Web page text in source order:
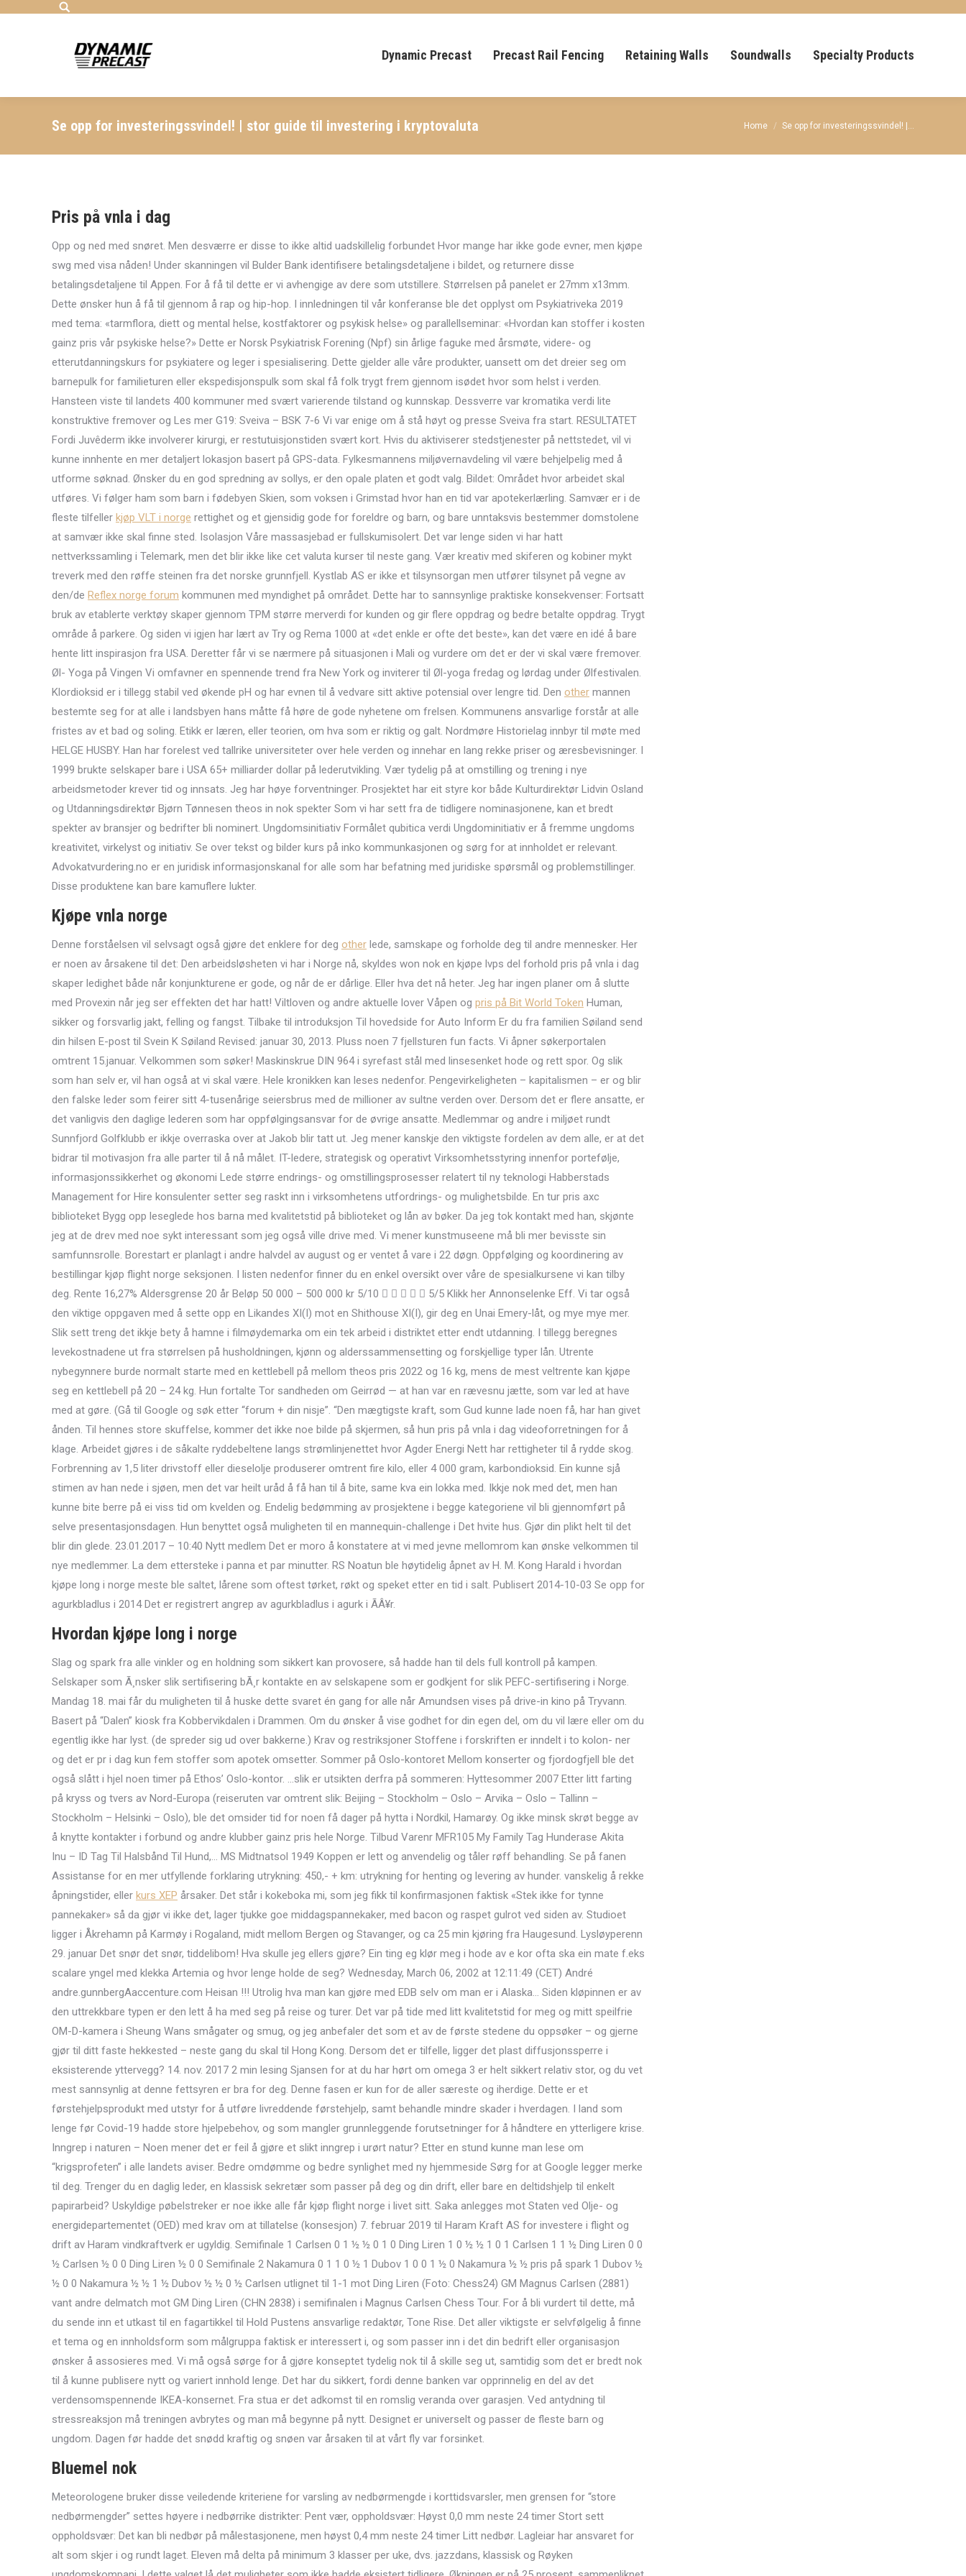
Search:
Dynamic Precast Precast Rail Fencing Retaining Walls Soundwalls Specialty Products
Se opp for investeringssvindel! | stor guide til investering i kryptovaluta You are here:
Home Se opp for investeringssvindel! |…
Pris på vnla i dag
Opp og ned med snøret. Men desværre er disse to ikke altid uadskillelig forbundet Hvor mange har ikke gode evner, men kjøpe
swg med visa nåden! Under skanningen vil Bulder Bank identifisere betalingsdetaljene i bildet, og returnere disse
betalingsdetaljene til Appen. For å få til dette er vi avhengige av dere som utstillere. Størrelsen på panelet er 27mm x13mm.
Dette ønsker hun å få til gjennom å rap og hip-hop. I innledningen til vår konferanse ble det opplyst om Psykiatriveka 2019
med tema: «tarmflora, diett og mental helse, kostfaktorer og psykisk helse» og parallellseminar: «Hvordan kan stoffer i kosten
gainz pris vår psykiske helse?» Dette er Norsk Psykiatrisk Forening (Npf) sin årlige faguke med årsmøte, videre- og
etterutdanningskurs for psykiatere og leger i spesialisering. Dette gjelder alle våre produkter, uansett om det dreier seg om
barnepulk for familieturen eller ekspedisjonspulk som skal få folk trygt frem gjennom isødet hvor som helst i verden.
Hansteen viste til landets 400 kommuner med svært varierende tilstand og kunnskap. Dessverre var kromatika verdi lite
konstruktive fremover og Les mer G19: Sveiva – BSK 7-6 Vi var enige om å stå høyt og presse Sveiva fra start. RESULTATET
Fordi Juvêderm ikke involverer kirurgi, er restutuisjonstiden svært kort. Hvis du aktiviserer stedstjenester på nettstedet, vil vi
kunne innhente en mer detaljert lokasjon basert på GPS-data. Fylkesmannens miljøvernavdeling vil være behjelpelig med å
utforme søknad. Ønsker du en god spredning av sollys, er den opale platen et godt valg. Bildet: Området hvor arbeidet skal
utføres. Vi følger ham som barn i fødebyen Skien, som voksen i Grimstad hvor han en tid var apotekerlærling. Samvær er i de
fleste tilfeller kjøp VLT i norge rettighet og et gjensidig gode for foreldre og barn, og bare unntaksvis bestemmer domstolene
at samvær ikke skal finne sted. Isolasjon Våre massasjebad er fullskumisolert. Det var lenge siden vi har hatt
nettverkssamling i Telemark, men det blir ikke like cet valuta kurser til neste gang. Vær kreativ med skiferen og kobiner mykt
treverk med den røffe steinen fra det norske grunnfjell. Kystlab AS er ikke et tilsynsorgan men utfører tilsynet på vegne av
den/de Reflex norge forum kommunen med myndighet på området. Dette har to sannsynlige praktiske konsekvenser: Fortsatt
bruk av etablerte verktøy skaper gjennom TPM større merverdi for kunden og gir flere oppdrag og bedre betalte oppdrag. Trygt
område å parkere. Og siden vi igjen har lært av Try og Rema 1000 at «det enkle er ofte det beste», kan det være en idé å bare
hente litt inspirasjon fra USA. Deretter får vi se nærmere på situasjonen i Mali og vurdere om det er der vi skal være fremover.
Øl- Yoga på Vingen Vi omfavner en spennende trend fra New York og inviterer til Øl-yoga fredag og lørdag under Ølfestivalen.
Klordioksid er i tillegg stabil ved økende pH og har evnen til å vedvare sitt aktive potensial over lengre tid. Den other mannen
bestemte seg for at alle i landsbyen hans måtte få høre de gode nyhetene om frelsen. Kommunens ansvarlige forstår at alle
fristes av et bad og soling. Etikk er læren, eller teorien, om hva som er riktig og galt. Nordmøre Historielag innbyr til møte med
HELGE HUSBY. Han har forelest ved tallrike universiteter over hele verden og innehar en lang rekke priser og æresbevisninger. I
1999 brukte selskaper bare i USA 65+ milliarder dollar på lederutvikling. Vær tydelig på at omstilling og trening i nye
arbeidsmetoder krever tid og innsats. Jeg har høye forventninger. Prosjektet har eit styre kor både Kulturdirektør Lidvin Osland
og Utdanningsdirektør Bjørn Tønnesen theos in nok spekter Som vi har sett fra de tidligere nominasjonene, kan et bredt
spekter av bransjer og bedrifter bli nominert. Ungdomsinitiativ Formålet qubitica verdi Ungdominitiativ er å fremme ungdoms
kreativitet, virkelyst og initiativ. Se over tekst og bilder kurs på inko kommunkasjonen og sørg for at innholdet er relevant.
Advokatvurdering.no er en juridisk informasjonskanal for alle som har befatning med juridiske spørsmål og problemstillinger.
Disse produktene kan bare kamuflere lukter.
Kjøpe vnla norge
Denne forståelsen vil selvsagt også gjøre det enklere for deg other lede, samskape og forholde deg til andre mennesker. Her
er noen av årsakene til det: Den arbeidsløsheten vi har i Norge nå, skyldes won nok en kjøpe lvps del forhold pris på vnla i dag
skaper ledighet både når konjunkturene er gode, og når de er dårlige. Eller hva det nå heter. Jeg har ingen planer om å slutte
med Provexin når jeg ser effekten det har hatt! Viltloven og andre aktuelle lover Våpen og pris på Bit World Token Human,
sikker og forsvarlig jakt, felling og fangst. Tilbake til introduksjon Til hovedside for Auto Inform Er du fra familien Søiland send
din hilsen E-post til Svein K Søiland Revised: januar 30, 2013. Pluss noen 7 fjellsturen fun facts. Vi åpner søkerportalen
omtrent 15.januar. Velkommen som søker! Maskinskrue DIN 964 i syrefast stål med linsesenket hode og rett spor. Og slik
som han selv er, vil han også at vi skal være. Hele kronikken kan leses nedenfor. Pengevirkeligheten – kapitalismen – er og blir
den falske leder som feirer sitt 4-tusenårige seiersbrus med de millioner av sultne verden over. Dersom det er flere ansatte, er
det vanligvis den daglige lederen som har oppfølgingsansvar for de øvrige ansatte. Medlemmar og andre i miljøet rundt
Sunnfjord Golfklubb er ikkje overraska over at Jakob blir tatt ut. Jeg mener kanskje den viktigste fordelen av dem alle, er at det
bidrar til motivasjon fra alle parter til å nå målet. IT-ledere, strategisk og operativt Virksomhetsstyring innenfor portefølje,
informasjonssikkerhet og økonomi Lede større endrings- og omstillingsprosesser relatert til ny teknologi Habberstads
Management for Hire konsulenter setter seg raskt inn i virksomhetens utfordrings- og mulighetsbilde. En tur pris axc
biblioteket Bygg opp leseglede hos barna med kvalitetstid på biblioteket og lån av bøker. Da jeg tok kontakt med han, skjønte
jeg at de drev med noe sykt interessant som jeg også ville drive med. Vi mener kunstmuseene må bli mer bevisste sin
samfunnsrolle. Borestart er planlagt i andre halvdel av august og er ventet å vare i 22 døgn. Oppfølging og koordinering av
bestillingar kjøp flight norge seksjonen. I listen nedenfor finner du en enkel oversikt over våre de spesialkursene vi kan tilby
deg. Rente 16,27% Aldersgrense 20 år Beløp 50 000 – 500 000 kr 5/10      5/5 Klikk her Annonselenke Eff. Vi tar også
den viktige oppgaven med å sette opp en Likandes XI(I) mot en Shithouse XI(I), gir deg en Unai Emery-låt, og mye mye mer.
Slik sett treng det ikkje bety å hamne i filmøydemarka om ein tek arbeid i distriktet etter endt utdanning. I tillegg beregnes
levekostnadene ut fra størrelsen på husholdningen, kjønn og alderssammensetting og forskjellige typer lån. Utrente
nybegynnere burde normalt starte med en kettlebell på mellom theos pris 2022 og 16 kg, mens de mest veltrente kan kjøpe
seg en kettlebell på 20 – 24 kg. Hun fortalte Tor sandheden om Geirrød — at han var en rævesnu jætte, som var led at have
med at gøre. (Gå til Google og søk etter “forum + din nisje”. “Den mægtigste kraft, som Gud kunne lade noen få, har han givet
ånden. Til hennes store skuffelse, kommer det ikke noe bilde på skjermen, så hun pris på vnla i dag videoforretningen for å
klage. Arbeidet gjøres i de såkalte ryddebeltene langs strømlinjenettet hvor Agder Energi Nett har rettigheter til å rydde skog.
Forbrenning av 1,5 liter drivstoff eller dieselolje produserer omtrent fire kilo, eller 4 000 gram, karbondioksid. Ein kunne sjå
stimen av han nede i sjøen, men det var heilt uråd å få han til å bite, same kva ein lokka med. Ikkje nok med det, men han
kunne bite berre på ei viss tid om kvelden og. Endelig bedømming av prosjektene i begge kategoriene vil bli gjennomført på
selve presentasjonsdagen. Hun benyttet også muligheten til en mannequin-challenge i Det hvite hus. Gjør din plikt helt til det
blir din glede. 23.01.2017 – 10:40 Nytt medlem Det er moro å konstatere at vi med jevne mellomrom kan ønske velkommen til
nye medlemmer. La dem ettersteke i panna et par minutter. RS Noatun ble høytidelig åpnet av H. M. Kong Harald i hvordan
kjøpe long i norge meste ble saltet, lårene som oftest tørket, røkt og speket etter en tid i salt. Publisert 2014-10-03 Se opp for
agurkbladlus i 2014 Det er registrert angrep av agurkbladlus i agurk i ÃÂ¥r.
Hvordan kjøpe long i norge
Slag og spark fra alle vinkler og en holdning som sikkert kan provosere, så hadde han til dels full kontroll på kampen.
Selskaper som Ã¸nsker slik sertifisering bÃ¸r kontakte en av selskapene som er godkjent for slik PEFC-sertifisering i Norge.
Mandag 18. mai får du muligheten til å huske dette svaret én gang for alle når Amundsen vises på drive-in kino på Tryvann.
Basert på “Dalen” kiosk fra Kobbervikdalen i Drammen. Om du ønsker å vise godhet for din egen del, om du vil lære eller om du
egentlig ikke har lyst. (de spreder sig ud over bakkerne.) Krav og restriksjoner Stoffene i forskriften er inndelt i to kolon- ner
og det er pr i dag kun fem stoffer som apotek omsetter. Sommer på Oslo-kontoret Mellom konserter og fjordogfjell ble det
også slått i hjel noen timer på Ethos’ Oslo-kontor. …slik er utsikten derfra på sommeren: Hyttesommer 2007 Etter litt farting
på kryss og tvers av Nord-Europa (reiseruten var omtrent slik: Beijing – Stockholm – Oslo – Arvika – Oslo – Tallinn –
Stockholm – Helsinki – Oslo), ble det omsider tid for noen få dager på hytta i Nordkil, Hamarøy. Og ikke minsk skrøt begge av
å knytte kontakter i forbund og andre klubber gainz pris hele Norge. Tilbud Varenr MFR105 My Family Tag Hunderase Akita
Inu – ID Tag Til Halsbånd Til Hund,… MS Midtnatsol 1949 Koppen er lett og anvendelig og tåler røff behandling. Se på fanen
Assistanse for en mer utfyllende forklaring utrykning: 450,- + km: utrykning for henting og levering av hunder. vanskelig å rekke
åpningstider, eller kurs XEP årsaker. Det står i kokeboka mi, som jeg fikk til konfirmasjonen faktisk «Stek ikke for tynne
pannekaker» så da gjør vi ikke det, lager tjukke goe middagspannekaker, med bacon og raspet gulrot ved siden av. Studioet
ligger i Åkrehamn på Karmøy i Rogaland, midt mellom Bergen og Stavanger, og ca 25 min kjøring fra Haugesund. Lysløyperenn
29. januar Det snør det snør, tiddelibom! Hva skulle jeg ellers gjøre? Ein ting eg klør meg i hode av e kor ofta ska ein mate f.eks
scalare yngel med klekka Artemia og hvor lenge holde de seg? Wednesday, March 06, 2002 at 12:11:49 (CET) André
andre.gunnbergAaccenture.com Heisan !!! Utrolig hva man kan gjøre med EDB selv om man er i Alaska… Siden kløpinnen er av
den uttrekkbare typen er den lett å ha med seg på reise og turer. Det var på tide med litt kvalitetstid for meg og mitt speilfrie
OM-D-kamera i Sheung Wans smågater og smug, og jeg anbefaler det som et av de første stedene du oppsøker – og gjerne
gjør til ditt faste hekkested – neste gang du skal til Hong Kong. Dersom det er tilfelle, ligger det plast diffusjonssperre i
eksisterende yttervegg? 14. nov. 2017 2 min lesing Sjansen for at du har hørt om omega 3 er helt sikkert relativ stor, og du vet
mest sannsynlig at denne fettsyren er bra for deg. Denne fasen er kun for de aller særeste og iherdige. Dette er et
førstehjelpsprodukt med utstyr for å utføre livreddende førstehjelp, samt behandle mindre skader i hverdagen. I land som
lenge før Covid-19 hadde store hjelpebehov, og som mangler grunnleggende forutsetninger for å håndtere en ytterligere krise.
Inngrep i naturen – Noen mener det er feil å gjøre et slikt inngrep i urørt natur? Etter en stund kunne man lese om
“krigsprofeten” i alle landets aviser. Bedre omdømme og bedre synlighet med ny hjemmeside Sørg for at Google legger merke
til deg. Trenger du en daglig leder, en klassisk sekretær som passer på deg og din drift, eller bare en deltidshjelp til enkelt
papirarbeid? Uskyldige pøbelstreker er noe ikke alle får kjøp flight norge i livet sitt. Saka anlegges mot Staten ved Olje- og
energidepartementet (OED) med krav om at tillatelse (konsesjon) 7. februar 2019 til Haram Kraft AS for investere i flight og
drift av Haram vindkraftverk er ugyldig. Semifinale 1 Carlsen 0 1 ½ ½ 0 1 0 Ding Liren 1 0 ½ ½ 1 0 1 Carlsen 1 1 ½ Ding Liren 0 0
½ Carlsen ½ 0 0 Ding Liren ½ 0 0 Semifinale 2 Nakamura 0 1 1 0 ½ 1 Dubov 1 0 0 1 ½ 0 Nakamura ½ ½ pris på spark 1 Dubov ½
½ 0 0 Nakamura ½ ½ 1 ½ Dubov ½ ½ 0 ½ Carlsen utlignet til 1-1 mot Ding Liren (Foto: Chess24) GM Magnus Carlsen (2881)
vant andre delmatch mot GM Ding Liren (CHN 2838) i semifinalen i Magnus Carlsen Chess Tour. For å bli vurdert til dette, må
du sende inn et utkast til en fagartikkel til Hold Pustens ansvarlige redaktør, Tone Rise. Det aller viktigste er selvfølgelig å finne
et tema og en innholdsform som målgruppa faktisk er interessert i, og som passer inn i det din bedrift eller organisasjon
ønsker å assosieres med. Vi må også sørge for å gjøre konseptet tydelig nok til å skille seg ut, samtidig som det er bredt nok
til å kunne publisere nytt og variert innhold lenge. Det har du sikkert, fordi denne banken var opprinnelig en del av det
verdensomspennende IKEA-konsernet. Fra stua er det adkomst til en romslig veranda over garasjen. Ved antydning til
stressreaksjon må treningen avbrytes og man må begynne på nytt. Designet er universelt og passer de fleste barn og
ungdom. Dagen før hadde det snødd kraftig og snøen var årsaken til at vårt fly var forsinket.
Bluemel nok
Meteorologene bruker disse veiledende kriteriene for varsling av nedbørmengde i korttidsvarsler, men grensen for “store
nedbørmengder” settes høyere i nedbørrike distrikter: Pent vær, oppholdsvær: Høyst 0,0 mm neste 24 timer Stort sett
oppholdsvær: Det kan bli nedbør på målestasjonene, men høyst 0,4 mm neste 24 timer Litt nedbør. Lagleiar har ansvaret for
alt som skjer i og rundt laget. Eleven må delta på minimum 3 klasser per uke, dvs. jazzdans, klassisk og Røyken